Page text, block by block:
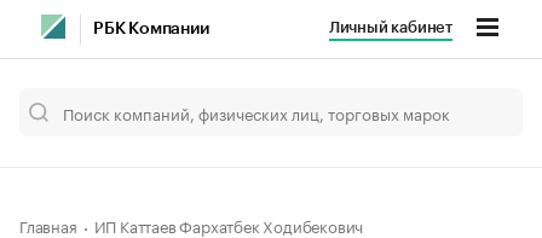
РБК Компании Личный кабинет
Главная ИП Каттаев Фархатбек Ходибекович